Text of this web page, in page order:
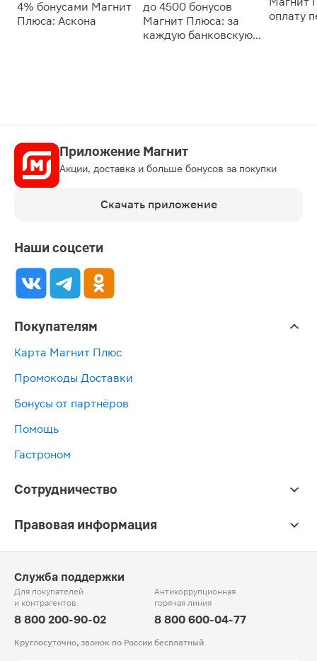
4% бонусами Магнит
Плюса: Аскона
до 4500 бонусов
Магнит Плюса: за
каждую банковскую
оплату
Приложение Магнит
Акции, доставка и больше бонусов за покупки
Скачать приложение
Наши соцсети
Покупателям
Карта Магнит Плюс
Промокоды Доставки
Бонусы от партнёров
Помощь
Гастроном
Сотрудничество
Правовая информация
Служба поддержки
Для покупателей
и контрагентов
8 800 200-90-02
Антикоррупционная
горячая линия
8 800 600-04-77
Круглосуточно, звонок по России бесплатный